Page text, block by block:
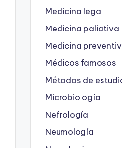
Medicina legal
Medicina paliativa
Medicina
Médicos famosos
Métodos de
Microbiología
Nefrología
Neumología